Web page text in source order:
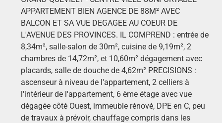
APPARTEMENT BIEN AGENCE DE 88M² AVEC
BALCON ET SA VUE DEGAGEE AU COEUR DE
L'AVENUE DES PROVINCES. IL COMPREND : entrée de
8,34m², salle-salon de 30m², cuisine de 9,19m², 2
chambres de 14,72m², et 10,60m² dégagement avec
placards, salle de douche de 4,62m² PRECISIONS :
ascenseur à niveau de l'appartement, 2 celliers à
l'intérieur de l'appartement, 6 ème étage avec vue
dégagée côté Ouest, immeuble rénové, DPE en C, peu
de travaux à prévoir, chauffage compris dans les